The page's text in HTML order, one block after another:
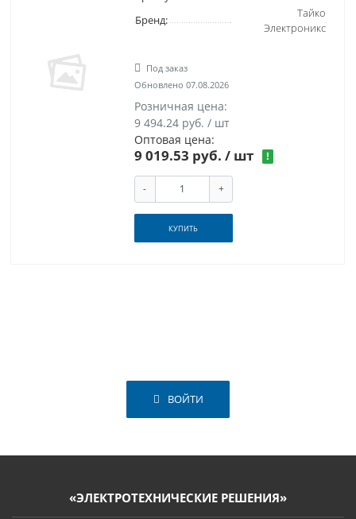
Бренд:
Тайко
Электроникс
Под заказ
Обновлено 07.08.2026
Розничная цена:
9 494.24 руб. / шт
Оптовая цена:
9 019.53 руб. / шт !
- +
КУПИТЬ
ВОЙТИ
«ЭЛЕКТРОТЕХНИЧЕСКИЕ РЕШЕНИЯ»